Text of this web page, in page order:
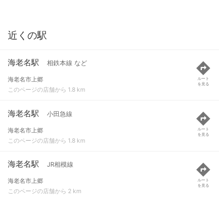
近くの駅
海老名駅 相鉄本線 など
海老名市上郷
このページの店舗から 1.8 km
ルート
を見る
海老名駅 小田急線
海老名市上郷
このページの店舗から 1.8 km
ルート
を見る
海老名駅 JR相模線
海老名市上郷
このページの店舗から 2 km
ルート
を見る